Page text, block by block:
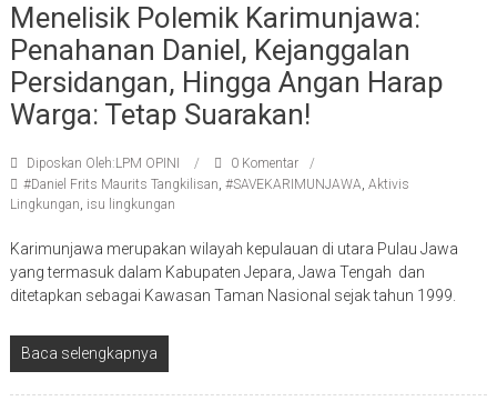
Menelisik Polemik Karimunjawa:
Penahanan Daniel, Kejanggalan
Persidangan, Hingga Angan Harap
Warga: Tetap Suarakan!
Diposkan Oleh:LPM OPINI
0 Komentar
#Daniel Frits Maurits Tangkilisan, #SAVEKARIMUNJAWA, Aktivis
Lingkungan, isu lingkungan
Karimunjawa merupakan wilayah kepulauan di utara Pulau Jawa
yang termasuk dalam Kabupaten Jepara, Jawa Tengah dan
ditetapkan sebagai Kawasan Taman Nasional sejak tahun 1999.
Baca selengkapnya